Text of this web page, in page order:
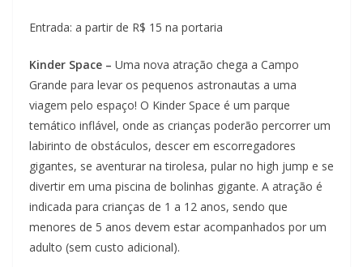
Entrada: a partir de R$ 15 na portaria
Kinder Space – Uma nova atração chega a Campo
Grande para levar os pequenos astronautas a uma
viagem pelo espaço! O Kinder Space é um parque
temático inflável, onde as crianças poderão percorrer um
labirinto de obstáculos, descer em escorregadores
gigantes, se aventurar na tirolesa, pular no high jump e se
divertir em uma piscina de bolinhas gigante. A atração é
indicada para crianças de 1 a 12 anos, sendo que
menores de 5 anos devem estar acompanhados por um
adulto (sem custo adicional).